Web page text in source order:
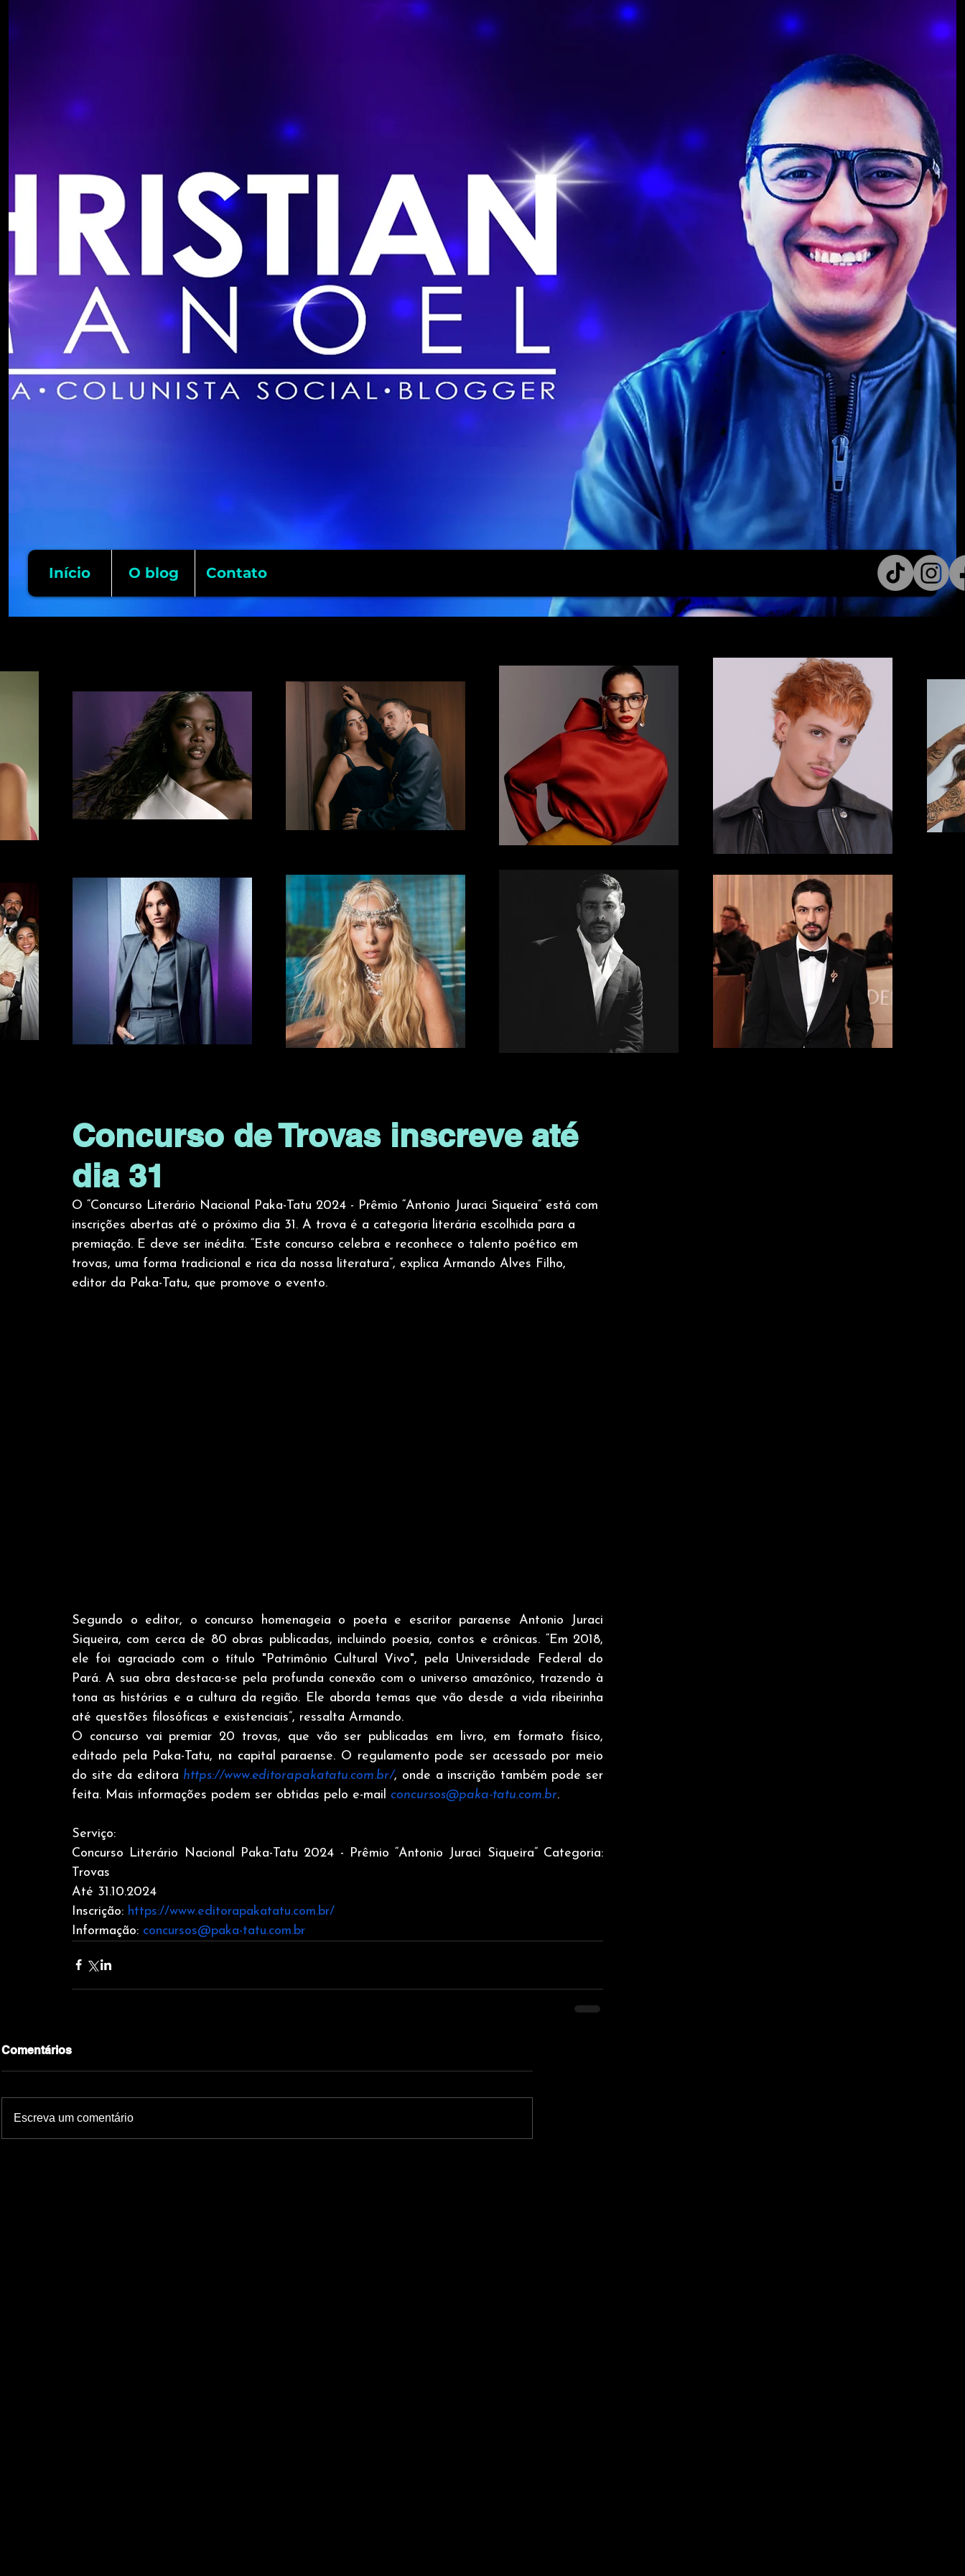
Início O blog Contato
Concurso de Trovas inscreve até
dia 31
O “Concurso Literário Nacional Paka-Tatu 2024 - Prêmio “Antonio Juraci Siqueira” está com
inscrições abertas até o próximo dia 31. A trova é a categoria literária escolhida para a
premiação. E deve ser inédita. “Este concurso celebra e reconhece o talento poético em
trovas, uma forma tradicional e rica da nossa literatura”, explica Armando Alves Filho,
editor da Paka-Tatu, que promove o evento.
Segundo o editor, o concurso homenageia o poeta e escritor paraense Antonio Juraci
Siqueira, com cerca de 80 obras publicadas, incluindo poesia, contos e crônicas. “Em 2018,
ele foi agraciado com o título "Patrimônio Cultural Vivo", pela Universidade Federal do
Pará. A sua obra destaca-se pela profunda conexão com o universo amazônico, trazendo à
tona as histórias e a cultura da região. Ele aborda temas que vão desde a vida ribeirinha
até questões filosóficas e existenciais”, ressalta Armando.
O concurso vai premiar 20 trovas, que vão ser publicadas em livro, em formato físico,
editado pela Paka-Tatu, na capital paraense. O regulamento pode ser acessado por meio
do site da editora https://www.editorapakatatu.com.br/, onde a inscrição também pode ser
feita. Mais informações podem ser obtidas pelo e-mail concursos@paka-tatu.com.br.
Serviço:
Concurso Literário Nacional Paka-Tatu 2024 - Prêmio “Antonio Juraci Siqueira” Categoria:
Trovas
Até 31.10.2024
Inscrição: https://www.editorapakatatu.com.br/
Informação: concursos@paka-tatu.com.br
Comentários
Escreva um comentário